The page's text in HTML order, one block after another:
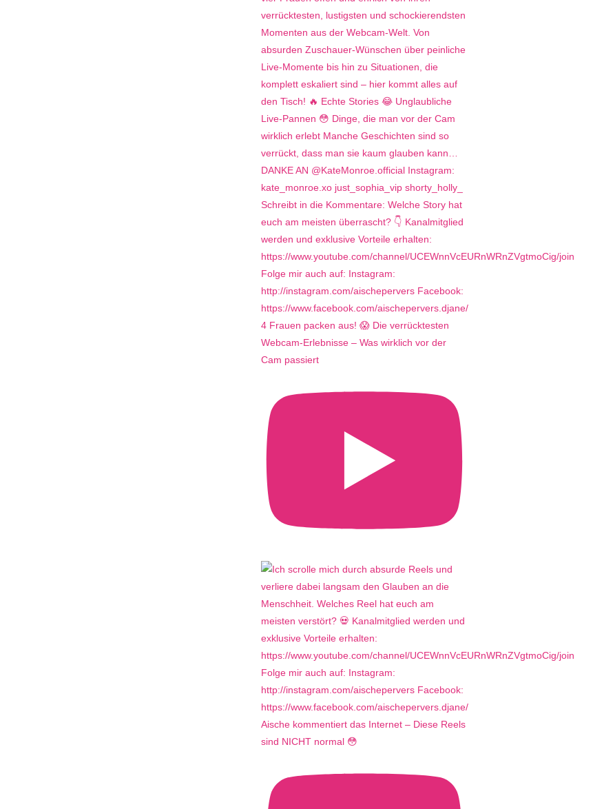
4 Frauen packen aus! 😱 Die verrücktesten
Webcam-Erlebnisse – Was wirklich vor der
Cam passiert
Aische kommentiert das Internet – Diese Reels
sind NICHT normal 😳